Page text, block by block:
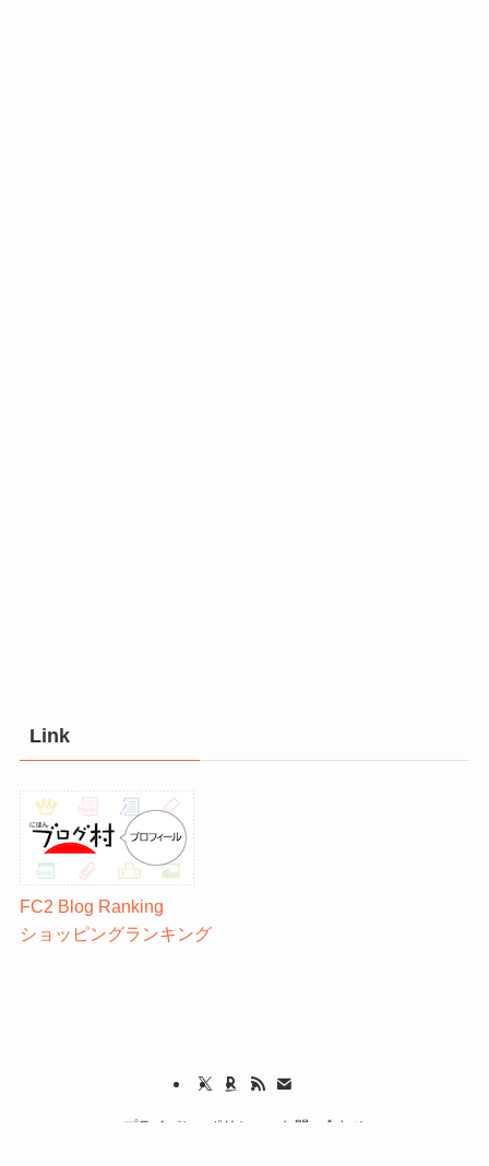
Link
FC2 Blog Ranking
ショッピングランキング
プライバシーポリシー お問い合わせ